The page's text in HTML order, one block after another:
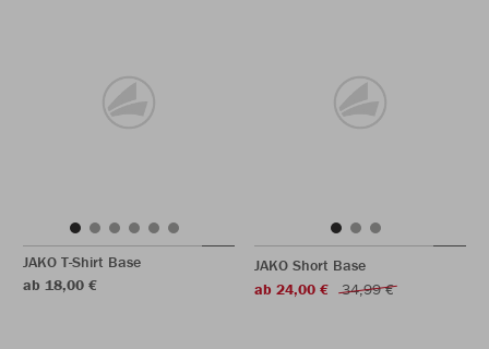
JAKO T-Shirt Base
ab 18,00 €
JAKO Short Base
ab 24,00 €
34,99 €